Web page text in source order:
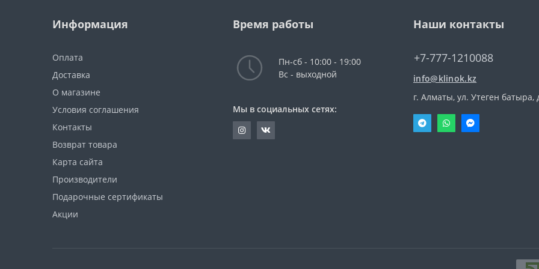
Информация
Оплата
Доставка
О магазине
Условия соглашения
Контакты
Возврат товара
Карта сайта
Производители
Подарочные сертификаты
Акции
Время работы
Пн-сб - 10:00 - 19:00
Вс - выходной
Мы в социальных сетях:
Наши контакты
+7-777-1210088
info@klinok.kz
г. Алматы, ул. Утеген батыра,